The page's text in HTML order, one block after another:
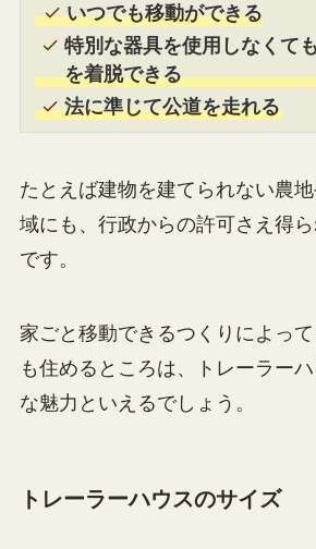
いつでも移動ができる
特別な器具を使用しなくて
を着脱できる
法に準じて公道を走れる
たとえば建物を建てられない農
域にも、行政からの許可さえ得
です。
家ごと移動できるつくりによっ
も住めるところは、トレーラー
な魅力といえるでしょう。
トレーラーハウスのサイズ